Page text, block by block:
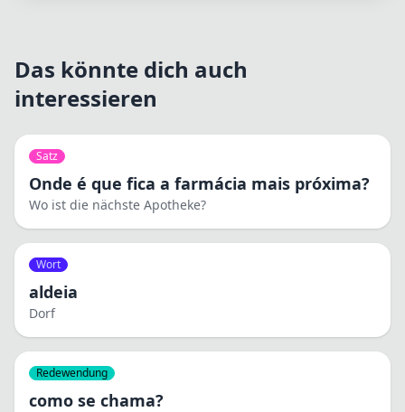
Das könnte dich auch
interessieren
Satz
Onde é que fica a farmácia mais próxima?
Wo ist die nächste Apotheke?
Wort
aldeia
Dorf
Redewendung
como se chama?